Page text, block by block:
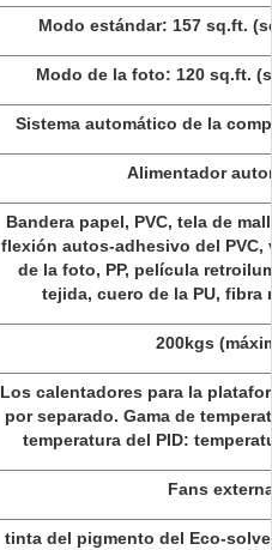
Modo estándar: 157 sq.ft.
Modo de la foto: 120 sq.ft.
Sistema automático de la
Alimentador
Bandera papel, PVC, tela de
flexión autos-adhesivo del
de la foto, PP, película
tejida, cuero de la PU, fibra
200kgs
Los calentadores para la
por separado. Gama de
temperatura del PID:
Fans
tinta del pigmento del Eco-